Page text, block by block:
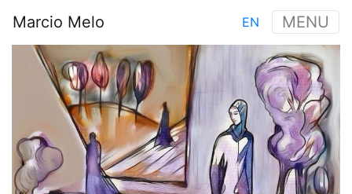
au
contenu
principal
Main
navigation
Marcio Melo MENU
EN
Image